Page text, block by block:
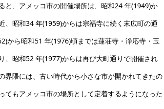
と、アメッコ市の開催場所は、昭和24 年(1949)か
、昭和34 年(1959)からは宗福寺に続く末広町の通
から昭和51 年(1976)頃までは蓮荘寺・浄応寺・玉
、昭和52 年(1977)からは再び大町通りで開催され
界隈には、古い時代から小さな市が開かれてきたの
てもアメッコ市の場所として定着するようになった